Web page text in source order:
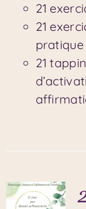
21
21
pratique
21